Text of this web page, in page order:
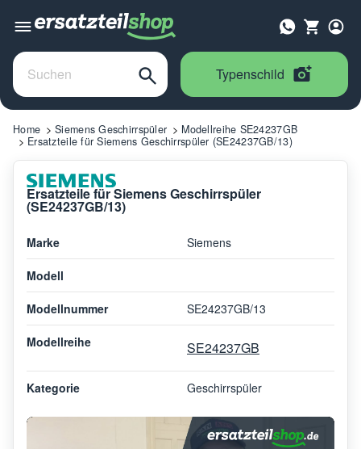
Typenschild
Home Siemens Geschirrspüler
Modellreihe SE24237GB
Ersatzteile für Siemens Geschirrspüler (SE24237GB/13)
Ersatzteile für Siemens Geschirrspüler
(SE24237GB/13)
Marke Siemens
Modell
Modellnummer SE24237GB/13
Modellreihe SE24237GB
Kategorie Geschirrspüler